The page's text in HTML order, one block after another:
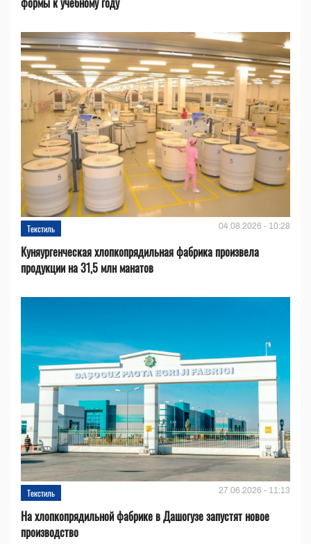
Текстиль 04.08.2026 - 10:28
Куняургенческая хлопкопрядильная фабрика произвела
продукции на 31,5 млн манатов
Текстиль 27.06.2026 - 11:13
На хлопкопрядильной фабрике в Дашогузе запустят новое
производство